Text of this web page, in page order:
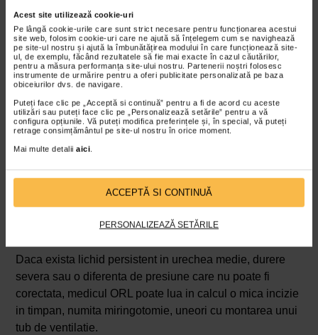
Acest site utilizează cookie-uri
Pe lângă cookie-urile care sunt strict necesare pentru funcționarea acestui
site web, folosim cookie-uri care ne ajută să înțelegem cum se navighează
pe site-ul nostru și ajută la îmbunătățirea modului în care funcționează site-
ul, de exemplu, făcând rezultatele să fie mai exacte în cazul căutărilor,
pentru a măsura performanța site-ului nostru. Partenerii noștri folosesc
instrumente de urmărire pentru a oferi publicitate personalizată pe baza
obiceiurilor dvs. de navigare.
Puteți face clic pe „Acceptă si continuă” pentru a fi de acord cu aceste
utilizări sau puteți face clic pe „Personalizează setările” pentru a vă
configura opțiunile. Vă puteți modifica preferințele și, în special, vă puteți
retrage consimțământul pe site-ul nostru în orice moment.
Mai multe detalii aici.
ACCEPTĂ SI CONTINUĂ
PERSONALIZEAZĂ SETĂRILE
un tratament pentru alergie;
un corticosteroid nazal;
mai rar, un corticosteroid administrat pe cale orala.
Aceste medicamente nu sunt potrivite pentru toate
persoanele si nu trebuie folosite excesiv. Unele
decongestionante necesita precautie in hipertensiune,
boli cardiovasculare, glaucom, sarcina sau in cazul
administrarii altor medicamente.
Antibioticele nu reprezinta tratamentul obisnuit pentru
otita barotraumatica, deoarece afectiunea este produsa
indicate numai daca medicul identifica o infectie asociata
Daca exista lichid persistent in urechea medie, durere
severa sau o diferenta de presiune care nu poate fi
corectata, medicul ORL poate lua in calcul o mica incizie
in timpan, numita miringotomie, uneori cu montarea unui
tub de ventilatie.